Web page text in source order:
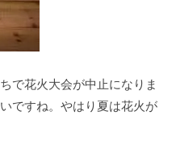
で花火大会が中止になりま
ですね。やはり夏は花火が